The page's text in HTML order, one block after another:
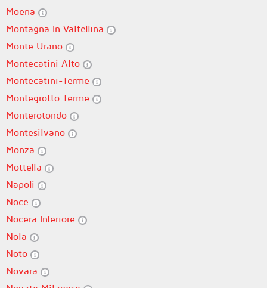
Moena
Montagna In Valtellina
Monte Urano
Montecatini Alto
Montecatini-Terme
Montegrotto Terme
Monterotondo
Montesilvano
Monza
Mottella
Napoli
Noce
Nocera Inferiore
Nola
Noto
Novara